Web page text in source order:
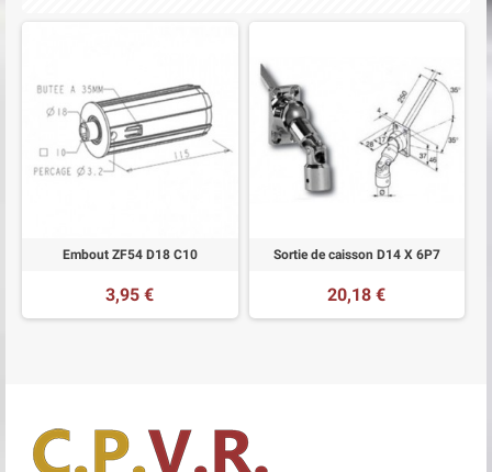
Embout ZF54 D18 C10
3,95 €
Sortie de caisson D14 X 6P7
20,18 €